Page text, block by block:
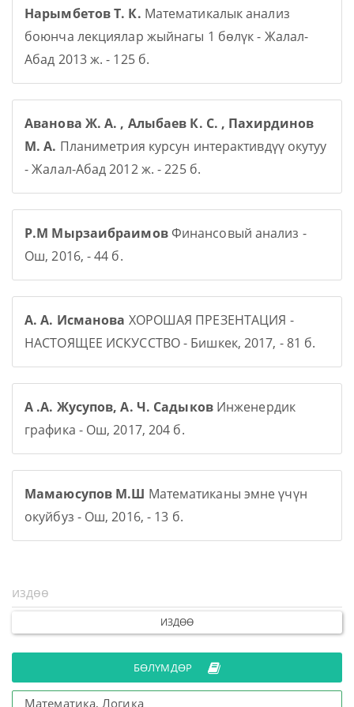
Нарымбетов Т. К. Математикалык анализ
боюнча лекциялар жыйнагы 1 бөлүк - Жалал-
Абад 2013 ж. - 125 б.
Аванова Ж. А. , Алыбаев К. С. , Пахирдинов
М. А. Планиметрия курсун интерактивдүү окутуу
- Жалал-Абад 2012 ж. - 225 б.
Р.М МырзаибраимовФинансовый анализ -
Ош, 2016, - 44 б.
А. А. Исманова ХОРОШАЯ ПРЕЗЕНТАЦИЯ -
НАСТОЯЩЕЕ ИСКУССТВО - Бишкек, 2017, - 81 б.
А .А. Жусупов, А. Ч. Садыков Инженердик
графика - Ош, 2017, 204 б.
Мамаюсупов М.Ш Математиканы эмне үчүн
окуйбуз - Ош, 2016, - 13 б.
ИЗДӨӨ
БӨЛҮМДӨР
Математика, Логика